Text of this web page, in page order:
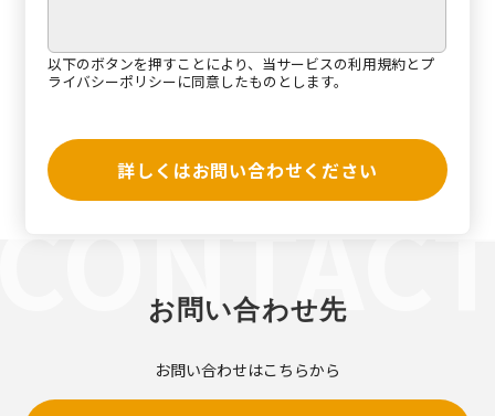
以下のボタンを押すことにより、当サービスの利用規約と プ
ライバシーポリシーに同意したものとします。
詳しくはお問い合わせください
お問い合わせ先
お問い合わせはこちらから